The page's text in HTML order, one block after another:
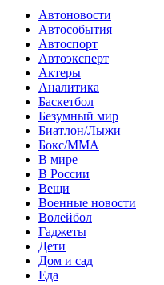
Автоновости
Автособытия
Автоспорт
Автоэксперт
Актеры
Аналитика
Баскетбол
Безумный мир
Биатлон/Лыжи
Бокс/MMA
В мире
В России
Вещи
Военные новости
Волейбол
Гаджеты
Дети
Дом и сад
Еда